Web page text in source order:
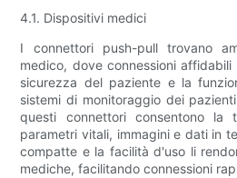
4.1. Dispositivi medici
I connettori push-pull trovano
medico, dove connessioni
sicurezza del paziente e la
sistemi di monitoraggio dei
questi connettori consentono la
parametri vitali, immagini e dati in
compatte e la facilità d'uso li
mediche, facilitando connessioni